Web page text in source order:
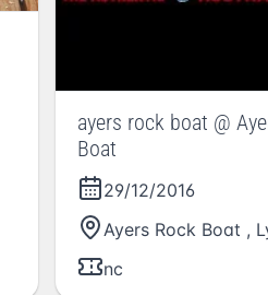
ayers rock boat @
Boat
29/12/2016
Ayers Rock Boat ,
nc